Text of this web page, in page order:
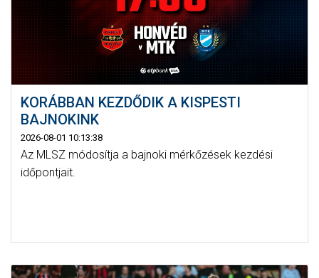
AKKREDITÁCIÓ
KORÁBBAN KEZDŐDIK A KISPESTI
BAJNOKINK
2026-08-01 10:13:38
Az MLSZ módosítja a bajnoki mérkőzések kezdési
időpontjait.